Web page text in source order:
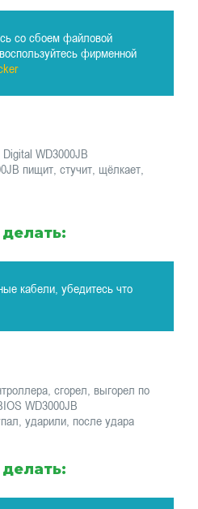
со сбоем файловой
фирменной
WD3000JB
пищит, стучит, щёлкает,
кабели, убедитесь что
сгорел, выгорел по
WD3000JB
ударили, после удара